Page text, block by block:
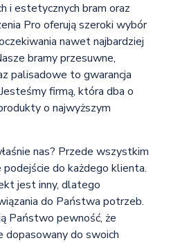
i estetycznych bram oraz
Pro oferują szeroki wybór
nawet najbardziej
bramy przesuwne,
palisadowe to gwarancja
firmą, która dba o
o najwyższym
nas? Przede wszystkim
do każdego klienta.
jest inny, dlatego
do Państwa potrzeb.
Państwo pewność, że
dopasowany do swoich